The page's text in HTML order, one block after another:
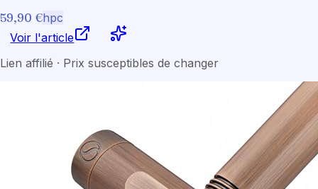
59,90 €hpc
Voir l'article
Lien affilié · Prix susceptibles de changer